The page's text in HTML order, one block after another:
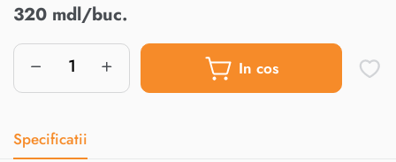
320 mdl/buc.
In cos
Specificatii